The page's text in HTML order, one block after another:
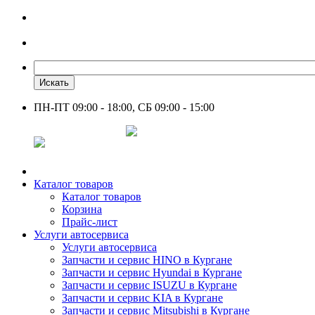
Искать
ПН-ПТ 09:00 - 18:00, СБ 09:00 - 15:00
Каталог товаров
Каталог товаров
Корзина
Прайс-лист
Услуги автосервиса
Услуги автосервиса
Запчасти и сервис HINO в Кургане
Запчасти и сервис Hyundai в Кургане
Запчасти и сервис ISUZU в Кургане
Запчасти и сервис KIA в Кургане
Запчасти и сервис Mitsubishi в Кургане